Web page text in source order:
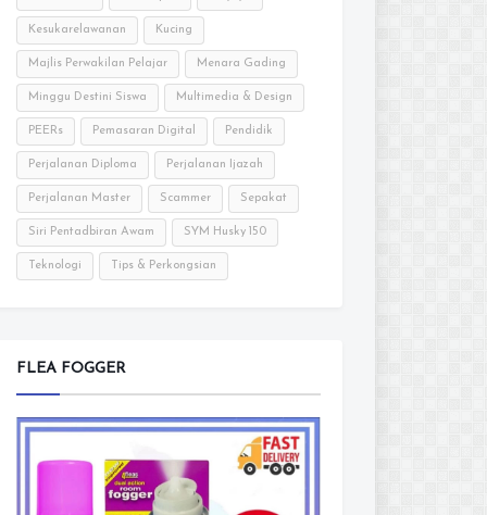
Kesukarelawanan Kucing
Majlis Perwakilan Pelajar Menara Gading
Minggu Destini Siswa Multimedia & Design
PEERs Pemasaran Digital Pendidik
Perjalanan Diploma Perjalanan Ijazah
Perjalanan Master Scammer Sepakat
Siri Pentadbiran Awam SYM Husky 150
Teknologi Tips & Perkongsian
FLEA FOGGER